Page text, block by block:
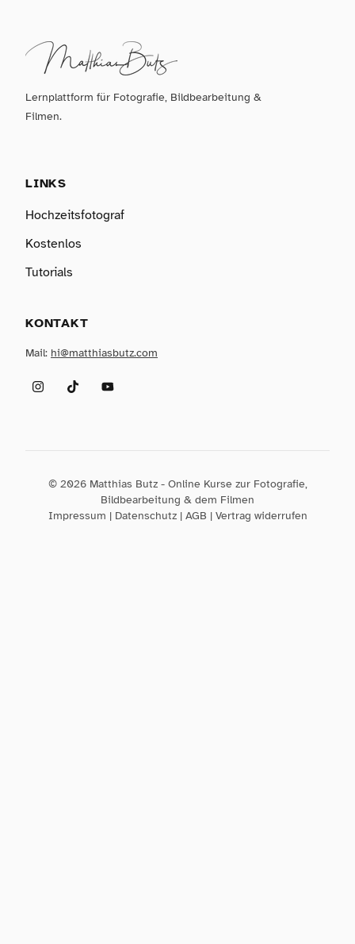
Lernplattform für Fotografie, Bildbearbeitung &
Filmen.
LINKS
Hochzeitsfotograf
Kostenlos
Tutorials
KONTAKT
Mail: hi@matthiasbutz.com
InstagramTikTokYouTube
© 2026 Matthias Butz - Online Kurse zur Fotografie,
Bildbearbeitung & dem Filmen
Impressum | Datenschutz| AGB | Vertrag widerrufen